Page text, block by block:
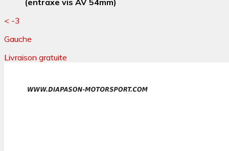
(entraxe vis AV 54mm)
< -3
Gauche
Livraison gratuite